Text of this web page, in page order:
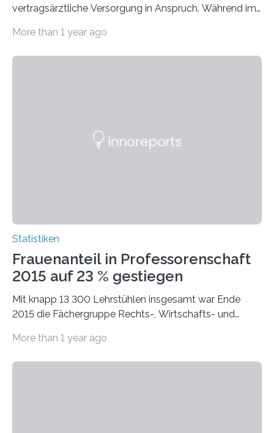
vertragsärztliche Versorgung in Anspruch. Während im
More than 1 year ago
Statistiken
Frauenanteil in Professorenschaft
2015 auf 23 % gestiegen
Mit knapp 13 300 Lehrstühlen insgesamt war Ende
2015 die Fächergruppe Rechts-, Wirtschafts- und
bei…
More than 1 year ago